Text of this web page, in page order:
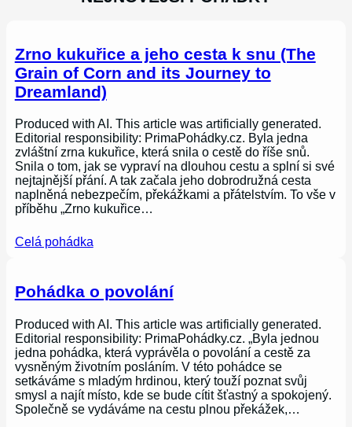
Zrno kukuřice a jeho cesta k snu (The
Grain of Corn and its Journey to
Dreamland)
Produced with AI. This article was artificially generated.
Editorial responsibility: PrimaPohádky.cz. Byla jedna
zvláštní zrna kukuřice, která snila o cestě do říše snů.
Snila o tom, jak se vypraví na dlouhou cestu a splní si své
nejtajnější přání. A tak začala jeho dobrodružná cesta
naplněná nebezpečím, překážkami a přátelstvím. To vše v
příběhu „Zrno kukuřice…
Celá pohádka
Pohádka o povolání
Produced with AI. This article was artificially generated.
Editorial responsibility: PrimaPohádky.cz. „Byla jednou
jedna pohádka, která vyprávěla o povolání a cestě za
vysněným životním posláním. V této pohádce se
setkáváme s mladým hrdinou, který touží poznat svůj
smysl a najít místo, kde se bude cítit šťastný a spokojený.
Společně se vydáváme na cestu plnou překážek,…